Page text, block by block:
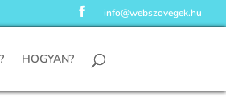
info@webszovegek.hu
HOGYAN?